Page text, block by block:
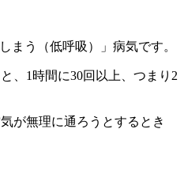
まう（低呼吸）」病気です。
、1時間に30回以上、つまり2
が無理に通ろうとするとき